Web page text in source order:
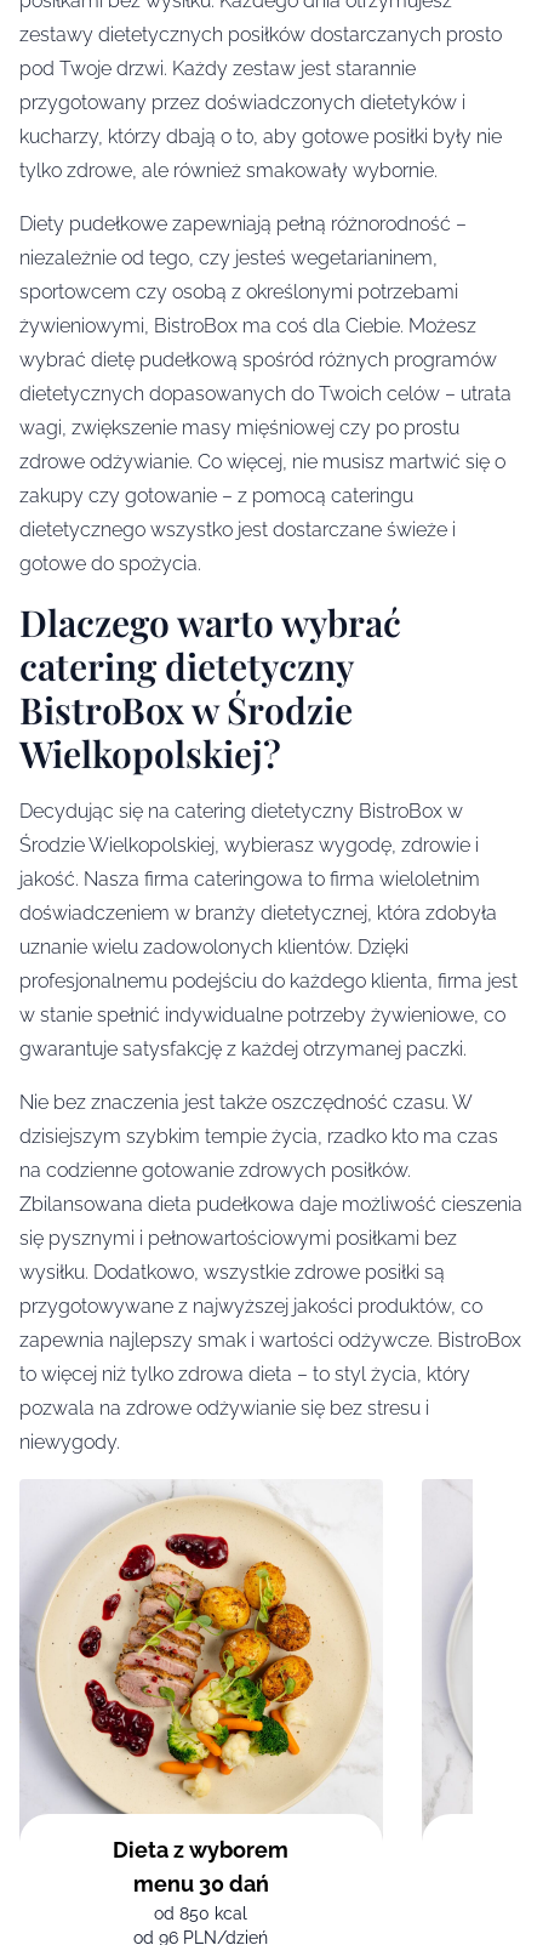
zestawy dietetycznych posiłków dostarczanych prosto
pod Twoje drzwi. Każdy zestaw jest starannie
przygotowany przez doświadczonych dietetyków i
kucharzy, którzy dbają o to, aby gotowe posiłki były nie
tylko zdrowe, ale również smakowały wybornie.
Diety pudełkowe zapewniają pełną różnorodność –
niezależnie od tego, czy jesteś wegetarianinem,
sportowcem czy osobą z określonymi potrzebami
żywieniowymi, BistroBox ma coś dla Ciebie. Możesz
wybrać dietę pudełkową spośród różnych programów
dietetycznych dopasowanych do Twoich celów – utrata
wagi, zwiększenie masy mięśniowej czy po prostu
zdrowe odżywianie. Co więcej, nie musisz martwić się o
zakupy czy gotowanie – z pomocą cateringu
dietetycznego wszystko jest dostarczane świeże i
gotowe do spożycia.
Dlaczego warto wybrać
catering dietetyczny
BistroBox w Środzie
Wielkopolskiej?
Decydując się na catering dietetyczny BistroBox w
Środzie Wielkopolskiej, wybierasz wygodę, zdrowie i
jakość. Nasza firma cateringowa to firma wieloletnim
doświadczeniem w branży dietetycznej, która zdobyła
uznanie wielu zadowolonych klientów. Dzięki
profesjonalnemu podejściu do każdego klienta, firma jest
w stanie spełnić indywidualne potrzeby żywieniowe, co
gwarantuje satysfakcję z każdej otrzymanej paczki.
Nie bez znaczenia jest także oszczędność czasu. W
dzisiejszym szybkim tempie życia, rzadko kto ma czas
na codzienne gotowanie zdrowych posiłków.
Zbilansowana dieta pudełkowa daje możliwość cieszenia
się pysznymi i pełnowartościowymi posiłkami bez
wysiłku. Dodatkowo, wszystkie zdrowe posiłki są
przygotowywane z najwyższej jakości produktów, co
zapewnia najlepszy smak i wartości odżywcze. BistroBox
to więcej niż tylko zdrowa dieta – to styl życia, który
pozwala na zdrowe odżywianie się bez stresu i
niewygody.
Dieta z wyborem
menu 30 dań
od 850 kcal
od 96 PLN/dzień